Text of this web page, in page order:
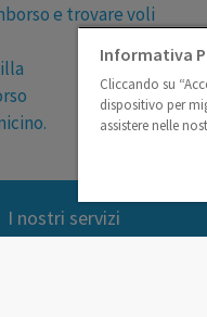
e trovare voli
I nostri servizi
Informativa
Cliccando su
dispositivo per
assistere nelle